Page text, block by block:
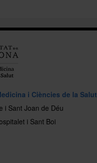
i Ciències de la Salut
i Sant Joan de Déu
i Sant Boi